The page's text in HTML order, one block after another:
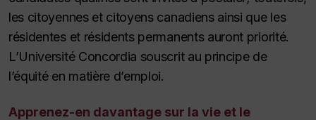
les citoyennes et citoyens canadiens ainsi que les
résidentes et résidents permanents auront priorité.
L’Université Concordia souscrit au principe de
l’équité en matière d’emploi.
Apprenez-en davantage sur la vie et le